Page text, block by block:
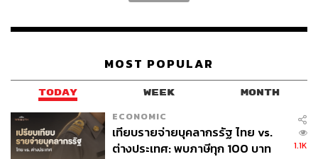
การร่วมมือกันของแพทย์และผู้เชี่ยวชาญและคนไข้ผู้เลือกใช้
เคลื่อนความงามไทยให้เติบโตอย่างมีคุณภาพ ปลอดภัย และ
ยั่งยืน เพื่อส่งต่อความมั่นใจให้กับทุกคนในสังคม
MOST POPULAR
TODAY WEEK MONTH
ECONOMIC
เทียบรายจ่ายบุคลากรรัฐ ไทย vs.
ต่างประเทศ: พบภาษีทุก 100 บาท
1.1K